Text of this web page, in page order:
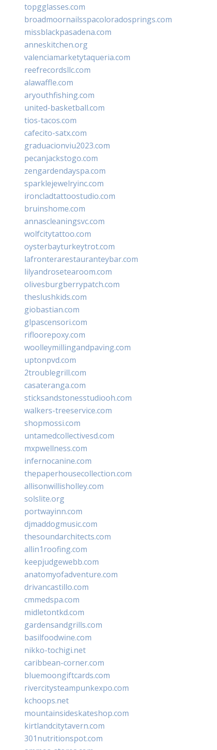
topgglasses.com
broadmoornailsspacoloradosprings.com
missblackpasadena.com
anneskitchen.org
valenciamarketytaqueria.com
reefrecordsllc.com
alawaffle.com
aryouthfishing.com
united-basketball.com
tios-tacos.com
cafecito-satx.com
graduacionviu2023.com
pecanjackstogo.com
zengardendayspa.com
sparklejewelryinc.com
ironcladtattoostudio.com
bruinshome.com
annascleaningsvc.com
wolfcitytattoo.com
oysterbayturkeytrot.com
lafronterarestauranteybar.com
lilyandrosetearoom.com
olivesburgberrypatch.com
theslushkids.com
giobastian.com
glpascensori.com
rifloorepoxy.com
woolleymillingandpaving.com
uptonpvd.com
2troublegrill.com
casateranga.com
sticksandstonesstudiooh.com
walkers-treeservice.com
shopmossi.com
untamedcollectivesd.com
mxpwellness.com
infernocanine.com
thepaperhousecollection.com
allisonwillisholley.com
solslite.org
portwayinn.com
djmaddogmusic.com
thesoundarchitects.com
allin1roofing.com
keepjudgewebb.com
anatomyofadventure.com
drivancastillo.com
cmmedspa.com
midletontkd.com
gardensandgrills.com
basilfoodwine.com
nikko-tochigi.net
caribbean-corner.com
bluemoongiftcards.com
rivercitysteampunkexpo.com
kchoops.net
mountainsideskateshop.com
kirtlandcitytavern.com
301nutritionspot.com